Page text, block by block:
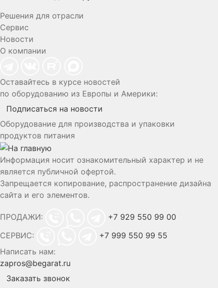
Решения для отрасли
Сервис
Новости
О компании
Оставайтесь в курсе новостей
по оборудованию из Европы и Америки:
Подписаться на новости
Оборудование для производства и упаковки
продуктов питания
Информация носит ознакомительный характер и не
является публичной офертой.
Запрещается копирование, распространение дизайна
сайта и его элементов.
ПРОДАЖИ:
+7 929 550 99 00
СЕРВИС:
+7 999 550 99 55
Написать нам:
zapros@begarat.ru
Заказать звонок